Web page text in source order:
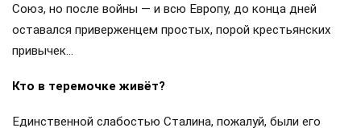
Союз, но после войны — и всю Европу, до конца дней
оставался приверженцем простых, порой крестьянских
привычек…
Кто в теремочке живёт?
Единственной слабостью Сталина, пожалуй, были его